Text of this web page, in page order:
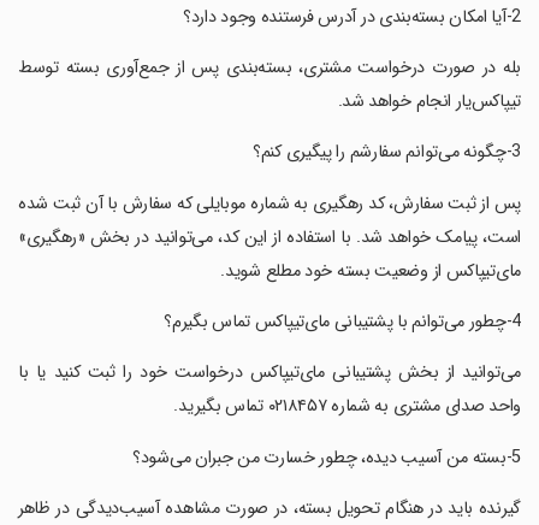
‏‏بله در صورت درخواست مشتری، بسته‌بندی پس از جمع‌آوری بسته توسط
تیپاکس‌یار انجام خواهد شد.
‏‏پس از ثبت سفارش، کد رهگیری به شماره‌ موبایلی که سفارش با آن ثبت شده
است، پیامک خواهد شد. با استفاده از این کد، می‌توانید در بخش «رهگیری»
مای‌تیپاکس از وضعیت بسته خود مطلع شوید.
‏‏می‌توانید از بخش پشتیبانی مای‌تیپاکس درخواست خود را ثبت کنید یا با
واحد صدای مشتری به شماره ۰۲۱۸۴۵۷ تماس بگیرید.
‏‏گیرنده باید در هنگام تحویل بسته، در صورت مشاهده آسیب‌دیدگی در ظاهر